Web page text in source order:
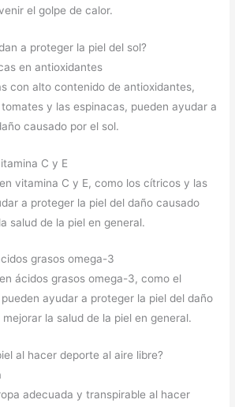
el golpe de calor.
a proteger la piel del sol?
en antioxidantes
con alto contenido de antioxidantes,
y las espinacas, pueden ayudar a
causado por el sol.
C y E
vitamina C y E, como los cítricos y las
a proteger la piel del daño causado
salud de la piel en general.
grasos omega-3
ácidos grasos omega-3, como el
ayudar a proteger la piel del daño
la salud de la piel en general.
al hacer deporte al aire libre?
adecuada y transpirable al hacer